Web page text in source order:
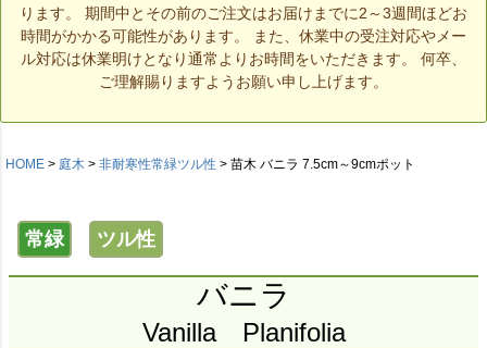
ります。 期間中とその前のご注文はお届けまでに2～3週間ほどお
時間がかかる可能性があります。 また、休業中の受注対応やメー
ル対応は休業明けとなり通常よりお時間をいただきます。 何卒、
ご理解賜りますようお願い申し上げます。
HOME 庭木 非耐寒性常緑ツル性 苗木 バニラ 7.5cm～9cmポット
常緑 ツル性
バニラ
Vanilla Planifolia